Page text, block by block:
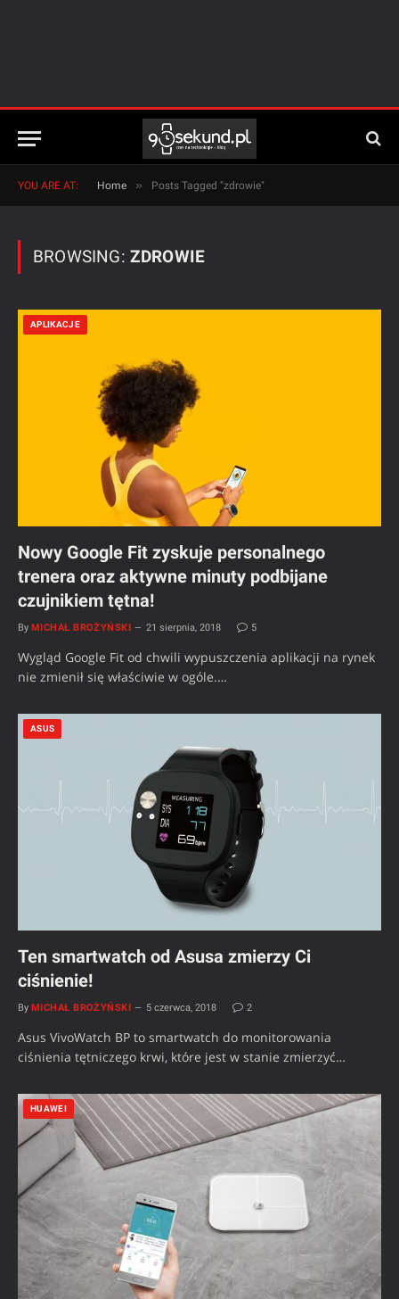
YOU ARE AT: Home » Posts Tagged "zdrowie"
BROWSING: ZDROWIE
APLIKACJE
Nowy Google Fit zyskuje personalnego
trenera oraz aktywne minuty podbijane
czujnikiem tętna!
By MICHAŁ BROŻYŃSKI 21 sierpnia, 2018 5
Wygląd Google Fit od chwili wypuszczenia aplikacji na rynek
nie zmienił się właściwie w ogóle.…
ASUS
Ten smartwatch od Asusa zmierzy Ci
ciśnienie!
By MICHAŁ BROŻYŃSKI 5 czerwca, 2018 2
Asus VivoWatch BP to smartwatch do monitorowania
ciśnienia tętniczego krwi, które jest w stanie zmierzyć…
HUAWEI